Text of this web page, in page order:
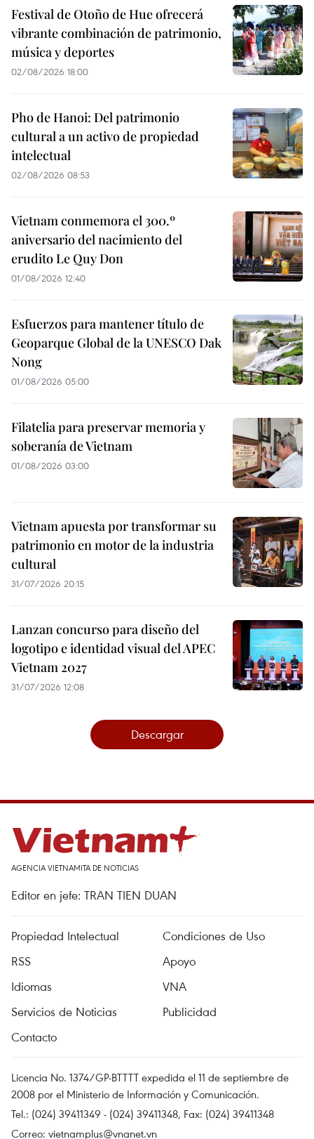
Festival de Otoño de Hue ofrecerá
vibrante combinación de patrimonio,
música y deportes
02/08/2026 18:00
Pho de Hanoi: Del patrimonio
cultural a un activo de propiedad
intelectual
02/08/2026 08:53
Vietnam conmemora el 300.º
aniversario del nacimiento del
erudito Le Quy Don
01/08/2026 12:40
Esfuerzos para mantener título de
Geoparque Global de la UNESCO Dak
Nong
01/08/2026 05:00
Filatelia para preservar memoria y
soberanía de Vietnam
01/08/2026 03:00
Vietnam apuesta por transformar su
patrimonio en motor de la industria
cultural
31/07/2026 20:15
Lanzan concurso para diseño del
logotipo e identidad visual del APEC
Vietnam 2027
31/07/2026 12:08
Descargar
AGENCIA VIETNAMITA DE NOTICIAS
Editor en jefe: TRAN TIEN DUAN
Propiedad Intelectual
Condiciones de Uso
RSS
Apoyo
Idiomas
VNA
Servicios de Noticias
Publicidad
Contacto
Licencia No. 1374/GP-BTTTT expedida el 11 de septiembre de
2008 por el Ministerio de Información y Comunicación.
Tel.: (024) 39411349 - (024) 39411348, Fax: (024) 39411348
Correo: vietnamplus@vnanet.vn